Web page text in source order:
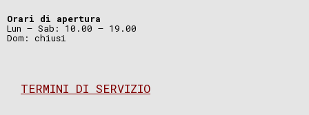
Orari di apertura
Lun – Sab: 10.00 – 19.00
Dom: chiusi
TERMINI DI SERVIZIO